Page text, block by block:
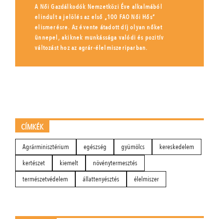
A Női Gazdálkodók Nemzetközi Éve alkalmából
elindult a jelölés az első „100 FAO Női Hős”
elismerésre. Az évente átadott díj olyan nőket
ünnepel, akiknek munkássága valódi és pozitív
változást hoz az agrár-élelmiszeriparban.
CÍMKÉK
Agrárminisztérium egészség gyümölcs
kereskedelem
kertészet
kiemelt
növénytermesztés
természetvédelem
állattenyésztés élelmiszer